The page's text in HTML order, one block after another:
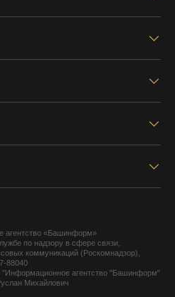
агентство «Башинформ»
по надзору в сфере связи,
коммуникаций (Роскомнадзор),
88040
"Информационное агентство "Башинформ"
Михайлович